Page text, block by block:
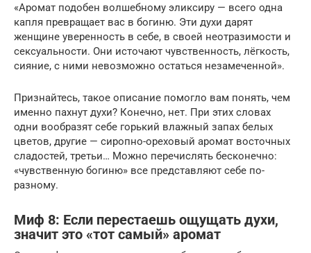
«Аромат подобен волшебному эликсиру — всего одна
капля превращает вас в богиню. Эти духи дарят
женщине уверенность в себе, в своей неотразимости и
сексуальности. Они источают чувственность, лёгкость,
сияние, с ними невозможно остаться незамеченной».
Признайтесь, такое описание помогло вам понять, чем
именно пахнут духи? Конечно, нет. При этих словах
одни вообразят себе горький влажный запах белых
цветов, другие — сиропно-ореховый аромат восточных
сладостей, третьи… Можно перечислять бесконечно:
«чувственную богиню» все представляют себе по-
разному.
Миф 8: Если перестаешь ощущать духи,
значит это «тот самый» аромат